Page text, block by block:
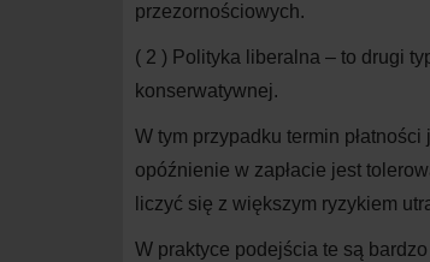
przezornościowych.
( 2 ) Polityka liberalna – to drugi
konserwatywnej.
W tym przypadku termin
opóźnienie w zapłacie jest
liczyć się z większym ryzykiem
W praktyce podejścia te są